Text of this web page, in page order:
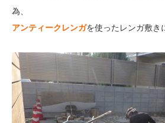
為、
アンティークレンガを使ったレンガ敷き